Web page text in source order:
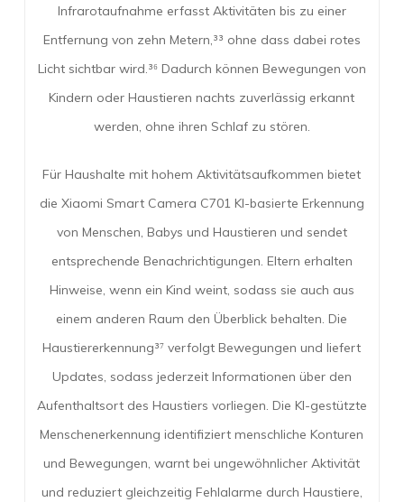
Infrarotaufnahme erfasst Aktivitäten bis zu einer
Entfernung von zehn Metern,³³ ohne dass dabei rotes
Licht sichtbar wird.³⁶ Dadurch können Bewegungen von
Kindern oder Haustieren nachts zuverlässig erkannt
werden, ohne ihren Schlaf zu stören.
Für Haushalte mit hohem Aktivitätsaufkommen bietet
die Xiaomi Smart Camera C701 KI-basierte Erkennung
von Menschen, Babys und Haustieren und sendet
entsprechende Benachrichtigungen. Eltern erhalten
Hinweise, wenn ein Kind weint, sodass sie auch aus
einem anderen Raum den Überblick behalten. Die
Haustiererkennung³⁷ verfolgt Bewegungen und liefert
Updates, sodass jederzeit Informationen über den
Aufenthaltsort des Haustiers vorliegen. Die KI-gestützte
Menschenerkennung identifiziert menschliche Konturen
und Bewegungen, warnt bei ungewöhnlicher Aktivität
und reduziert gleichzeitig Fehlalarme durch Haustiere,